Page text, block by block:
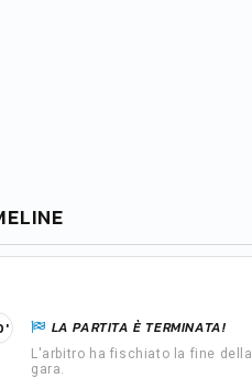
LA PARTITA È TERMINATA!
L'arbitro ha fischiato la fine della
gara.